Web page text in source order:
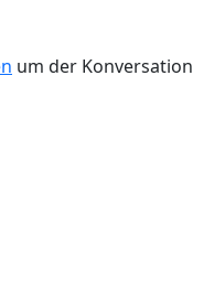
um der Konversation